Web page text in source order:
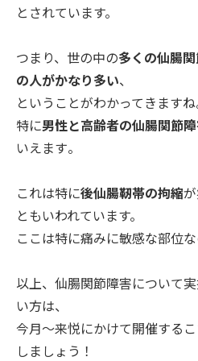
とされています。
つまり、世の中の多くの仙腸
の人がかなり多い、
ということがわかってきますね
特に男性と高齢者の仙腸関節
いえます。
これは特に後仙腸靭帯の拘縮
ともいわれています。
ここは特に痛みに敏感な部位な
以上、仙腸関節障害について
い方は、
今月～来悦にかけて開催する
しましょう！